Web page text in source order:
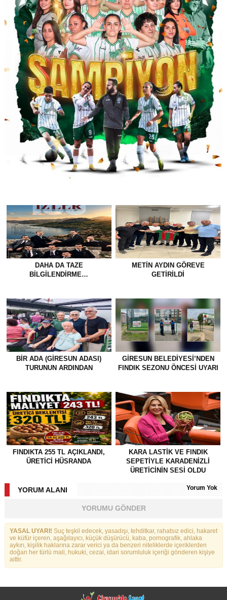
DAHA DA TAZE
BİLGİLENDİRME…
METİN AYDIN GÖREVE
GETİRİLDİ
BİR ADA (GİRESUN ADASI)
TURUNUN ARDINDAN
GİRESUN BELEDİYESİ’NDEN
FINDIK SEZONU ÖNCESİ UYARI
FINDIKTA 255 TL AÇIKLANDI,
ÜRETİCİ HÜSRANDA
KARA LASTİK VE FINDIK
SEPETİYLE KARADENİZLİ
ÜRETİCİNİN SESİ OLDU
YORUM ALANI Yorum Yok
YORUMU GÖNDER
YASAL UYARI! Suç teşkil edecek, yasadışı, tehditkar, rahatsız edici, hakaret
ve küfür içeren, aşağılayıcı, küçük düşürücü, kaba, pornografik, ahlaka
aykırı, kişilik haklarına zarar verici ya da benzeri niteliklerde içeriklerden
doğan her türlü mali, hukuki, cezai, idari sorumluluk içeriği gönderen kişiye
aittir.